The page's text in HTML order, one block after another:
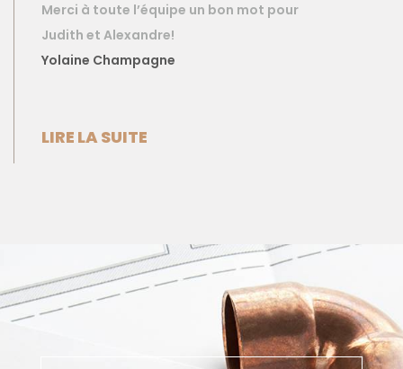
Merci à toute l’équipe un bon mot pour
Judith et Alexandre!
Yolaine Champagne
LIRE LA SUITE